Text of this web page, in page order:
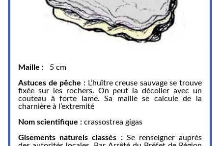
Maille :
5 cm
Astuces de pêche :L’huître creuse sauvage se trouve
fixée sur les rochers. On peut la décoller avec un
couteau à forte lame. Sa maille se calcule de la
charnière à l’extremité
Nom scientifique : crassostrea gigas
Gisements naturels classés :Se renseigner auprès